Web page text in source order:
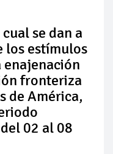
Irán-Omán
se dan a
los estímulos
enajenación
fronteriza
de América,
02 al 08